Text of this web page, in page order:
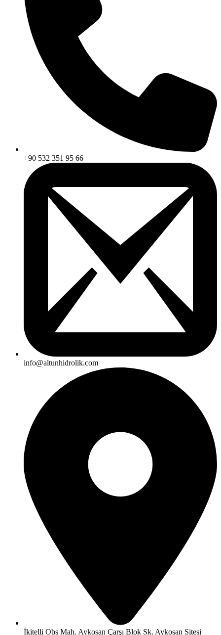
+90 532 351 95 66
info@altunhidrolik.com
İkitelli Obs Mah. Aykosan Çarşı Blok Sk. Aykosan Sitesi